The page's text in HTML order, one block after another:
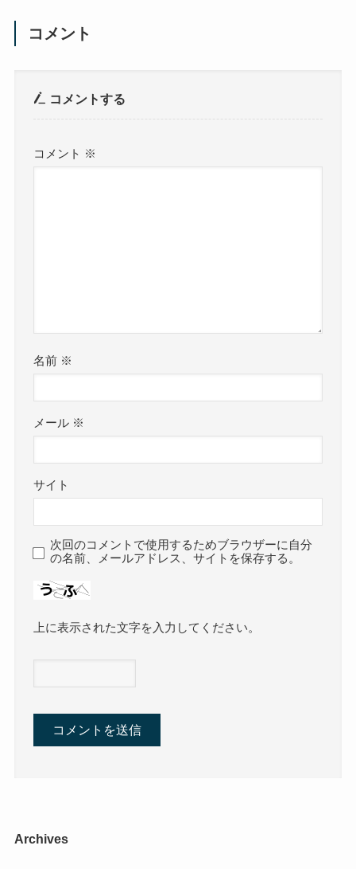
コメント
コメントする
コメント ※
名前 ※
メール ※
サイト
次回のコメントで使用するためブラウザーに自分
の名前、メールアドレス、サイトを保存する。
上に表示された文字を入力してください。
Archives